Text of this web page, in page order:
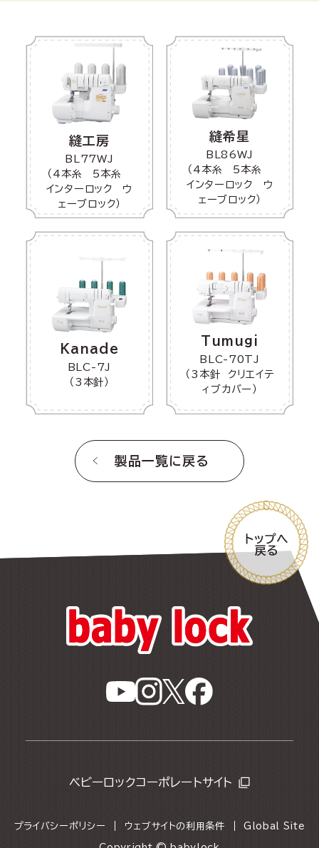
縫工房
BL77WJ
（4本糸 5本糸
インターロック ウ
ェーブロック）
縫希星
BL86WJ
（4本糸 5本糸
インターロック ウ
ェーブロック）
Kanade
BLC-7J
（3本針）
Tumugi
BLC-70TJ
（3本針 クリエイテ
ィブカバー）
製品一覧に戻る
ベビーロックコーポレートサイト
プライバシーポリシー ウェブサイトの利用条件 Global Site